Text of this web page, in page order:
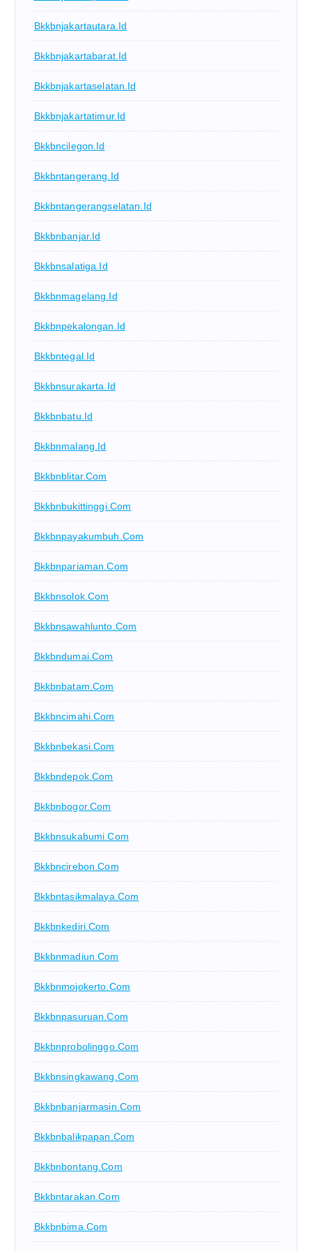
Bkkbnjakartautara.id
Bkkbnjakartabarat.id
Bkkbnjakartaselatan.id
Bkkbnjakartatimur.id
Bkkbncilegon.id
Bkkbntangerang.id
Bkkbntangerangselatan.id
Bkkbnbanjar.id
Bkkbnsalatiga.id
Bkkbnmagelang.id
Bkkbnpekalongan.id
Bkkbntegal.id
Bkkbnsurakarta.id
Bkkbnbatu.id
Bkkbnmalang.id
Bkkbnblitar.com
Bkkbnbukittinggi.com
Bkkbnpayakumbuh.com
Bkkbnpariaman.com
Bkkbnsolok.com
Bkkbnsawahlunto.com
Bkkbndumai.com
Bkkbnbatam.com
Bkkbncimahi.com
Bkkbnbekasi.com
Bkkbndepok.com
Bkkbnbogor.com
Bkkbnsukabumi.com
Bkkbncirebon.com
Bkkbntasikmalaya.com
Bkkbnkediri.com
Bkkbnmadiun.com
Bkkbnmojokerto.com
Bkkbnpasuruan.com
Bkkbnprobolinggo.com
Bkkbnsingkawang.com
Bkkbnbanjarmasin.com
Bkkbnbalikpapan.com
Bkkbnbontang.com
Bkkbntarakan.com
Bkkbnbima.com